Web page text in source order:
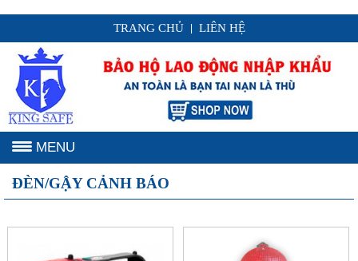
TRANG CHỦ LIÊN HỆ
MENU
ĐÈN/GẬY CẢNH BÁO